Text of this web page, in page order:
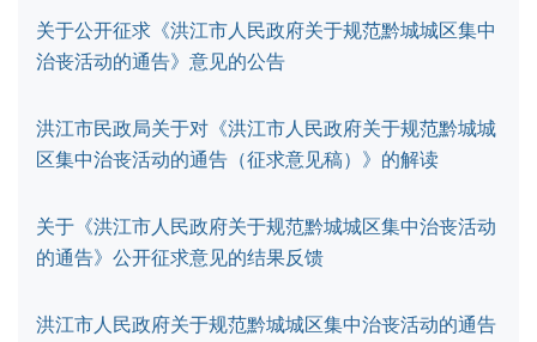
关于公开征求《洪江市人民政府关于规范黔城城区集中
治丧活动的通告》意见的公告
洪江市民政局关于对《洪江市人民政府关于规范黔城城
区集中治丧活动的通告（征求意见稿）》的解读
关于《洪江市人民政府关于规范黔城城区集中治丧活动
的通告》公开征求意见的结果反馈
洪江市人民政府关于规范黔城城区集中治丧活动的通告